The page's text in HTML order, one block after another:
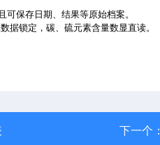
保存日期、结果等原始档案。
锁定，碳、硫元素含量数显直读。
下一个：